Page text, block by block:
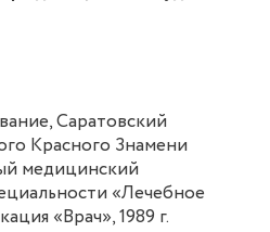
Саратовский
Красного Знамени
медицинский
«Лечебное
«Врач», 1989 г.